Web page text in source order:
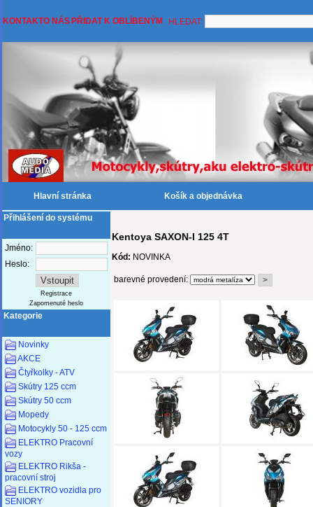
KONTAKTO NÁS PŘIDAT K OBLÍBENÝM HLEDAT:
Hlavní stránka Košík a objednávka
Přihlášení do systému
Jméno:
Heslo:
Registrace
Zapomenuté heslo
Kategorie
Novinky
AKCE
Čtyřkolky - ATV
Skútry 125 ccm
Skútry 50 ccm
Mopedy
Motocykly 50 - 125 ccm
ELEKTRO Pracovní
vozy
ELEKTRO Rikša -
pracovní stroj
ELEKTRO vozidla pro
SENIORY
Kentoya SAXON-I 125 4T
Kód: NOVINKA
barevné provedení: